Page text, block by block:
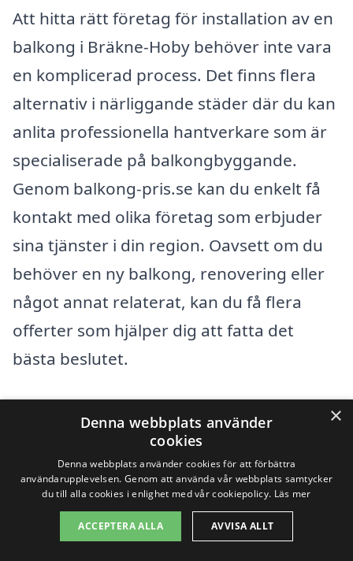
Att hitta rätt företag för installation av en
balkong i Bräkne-Hoby behöver inte vara
en komplicerad process. Det finns flera
alternativ i närliggande städer där du kan
anlita professionella hantverkare som är
specialiserade på balkongbyggande.
Genom balkong-pris.se kan du enkelt få
kontakt med olika företag som erbjuder
sina tjänster i din region. Oavsett om du
behöver en ny balkong, renovering eller
något annat relaterat, kan du få flera
offerter som hjälper dig att fatta det
bästa beslutet.
Du kan börja din sökning genom att tänka
på städer i närheten av Bräkne-Hoby. Här
är några exempel på städer där du kan
hitta tjänster för balkong:
Ronneby
×
Denna webbplats använder
cookies
Denna webbplats använder cookies för att förbättra
användarupplevelsen. Genom att använda vår webbplats samtycker
du till alla cookies i enlighet med vår cookiepolicy. Läs mer
ACCEPTERA ALLA AVVISA ALLT